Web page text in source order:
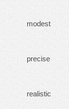
modest
precise
realistic